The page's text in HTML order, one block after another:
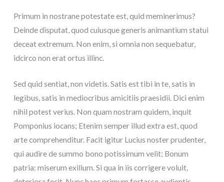
Primum in nostrane potestate est, quid meminerimus?
Deinde disputat, quod cuiusque generis animantium statui
deceat extremum. Non enim, si omnia non sequebatur,
idcirco non erat ortus illinc.
Sed quid sentiat, non videtis. Satis est tibi in te, satis in
legibus, satis in mediocribus amicitiis praesidii. Dici enim
nihil potest verius. Non quam nostram quidem, inquit
Pomponius iocans; Etenim semper illud extra est, quod
arte comprehenditur. Facit igitur Lucius noster prudenter,
qui audire de summo bono potissimum velit; Bonum
patria: miserum exilium. Si qua in iis corrigere voluit,